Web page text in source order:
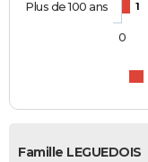
1
Plus de 100 ans
0
Famille LEGUEDOIS